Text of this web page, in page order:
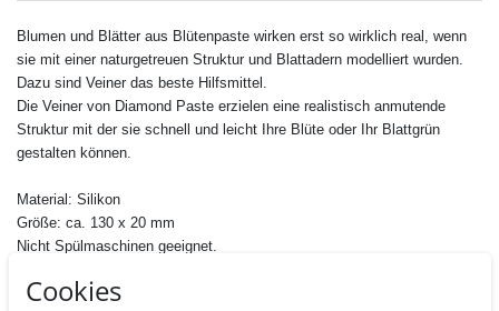
Blumen und Blätter aus Blütenpaste wirken erst so wirklich real, wenn
sie mit einer naturgetreuen Struktur und Blattadern modelliert wurden.
Dazu sind Veiner das beste Hilfsmittel.
Die Veiner von Diamond Paste erzielen eine realistisch anmutende
Struktur mit der sie schnell und leicht Ihre Blüte oder Ihr Blattgrün
gestalten können.
Material: Silikon
Größe: ca. 130 x 20 mm
Nicht Spülmaschinen geeignet.
Cookies